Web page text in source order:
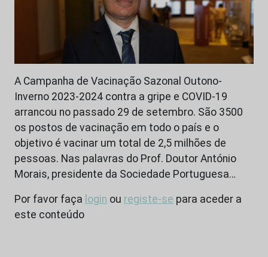
A Campanha de Vacinação Sazonal Outono-
Inverno 2023-2024 contra a gripe e COVID-19
arrancou no passado 29 de setembro. São 3500
os postos de vacinação em todo o país e o
objetivo é vacinar um total de 2,5 milhões de
pessoas. Nas palavras do Prof. Doutor António
Morais, presidente da Sociedade Portuguesa…
Por favor faça login ou registe-se para aceder a
este conteúdo